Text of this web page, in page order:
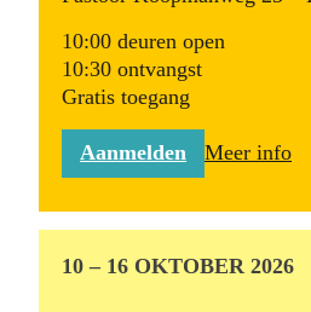
10:00 deuren open
10:30 ontvangst
Gratis toegang
Aanmelden Meer info
10 – 16 OKTOBER 2026